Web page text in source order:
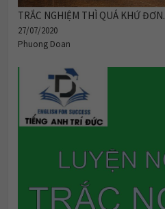
TRẮC NGHIỆM THÌ QUÁ KHỨ ĐƠN.
27/07/2020
Phuong Doan